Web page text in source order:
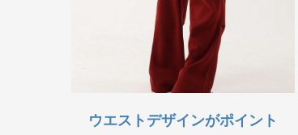
ウエストデザインがポイント